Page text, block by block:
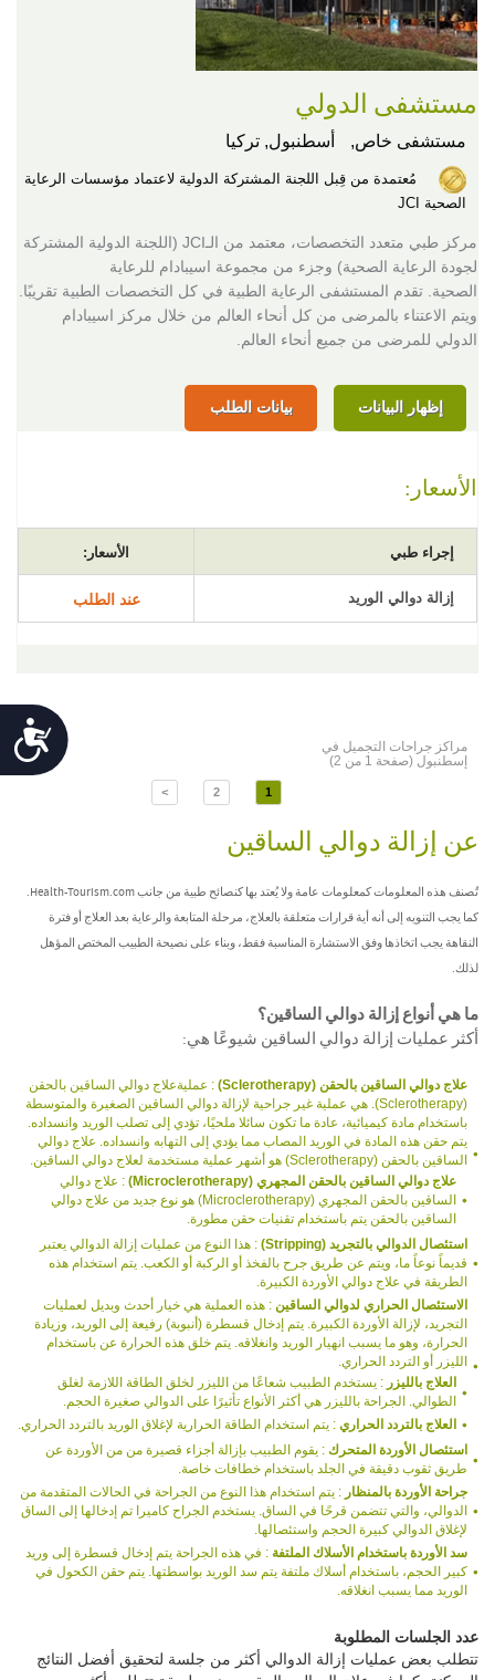
Accessibility
مستشفى الدولي
مستشفى خاص, أسطنبول, تركيا
مُعتمدة من قِبل اللجنة المشتركة الدولية لاعتماد مؤسسات الرعاية
الصحية JCI
مركز طبي متعدد التخصصات، معتمد من الـJCI (اللجنة الدولية المشتركة
لجودة الرعاية الصحية) وجزء من مجموعة اسيبادام للرعاية
الصحية. تقدم المستشفى الرعاية الطبية في كل التخصصات الطبية تقريبًا.
ويتم الاعتناء بالمرضى من كل أنحاء العالم من خلال مركز اسيبادام
الدولي للمرضى من جميع أنحاء العالم.
إظهار البيانات بيانات الطلب
الأسعار:
إجراء طبي الأسعار:
إزالة دوالي الوريد عند الطلب
مراكز جراحات التجميل في
إسطنبول (صفحة 1 من 2)
1
2
>
عن إزالة دوالي الساقين
تُصنف هذه المعلومات كمعلومات عامة ولا يُعتد بها كنصائح طبية من جانب Health-Tourism.com.
كما يجب التنويه إلى أنه أية قرارات متعلقة بالعلاج، مرحلة المتابعة والرعاية بعد العلاج أو فترة
النقاهة يجب اتخاذها وفق الاستشارة المناسبة فقط، وبناء على نصيحة الطبيب المختص المؤهل
لذلك.
ما هي أنواع إزالة دوالي الساقين؟
أكثر عمليات إزالة دوالي الساقين شيوعًا هي:
علاج دوالي الساقين بالحقن (Sclerotherapy)
: عمليةعلاج دوالي الساقين بالحقن
(Sclerotherapy). هي عملية غير جراحية لإزالة دوالي الساقين الصغيرة والمتوسطة
باستخدام مادة كيميائية، عادة ما تكون سائلا ملحيًا، تؤدي إلى تصلب الوريد وانسداده.
يتم حقن هذه المادة في الوريد المصاب مما يؤدي إلى التهابه وانسداده. علاج دوالي
الساقين بالحقن (Sclerotherapy) هو أشهر عملية مستخدمة لعلاج دوالي الساقين.
علاج دوالي الساقين بالحقن المجهري (Microclerotherapy)
: علاج دوالي
الساقين بالحقن المجهري (Microclerotherapy) هو نوع جديد من علاج دوالي
الساقين بالحقن يتم باستخدام تقنيات حقن مطورة.
استئصال الدوالي بالتجريد (Stripping)
: هذا النوع من عمليات إزالة الدوالي يعتبر
قديماً نوعاً ما، ويتم عن طريق جرح بالفخذ أو الركبة أو الكعب. يتم استخدام هذه
الطريقة في علاج دوالي الأوردة الكبيرة.
الاستئصال الحراري لدوالي الساقين : هذه العملية هي خيار أحدث وبديل لعمليات
التجريد، لإزالة الأوردة الكبيرة. يتم إدخال قسطرة (أنبوبة) رفيعة إلى الوريد، وزيادة
الحرارة، وهو ما يسبب انهيار الوريد وانغلاقه. يتم خلق هذه الحرارة عن باستخدام
الليزر أو التردد الحراري.
العلاج بالليزر : يستخدم الطبيب شعاعًا من الليزر لخلق الطاقة اللازمة لغلق
الطوالي. الجراحة بالليزر هي أكثر الأنواع تأثيرًا على الدوالي صغيرة الحجم.
العلاج بالتردد الحراري : يتم استخدام الطاقة الحرارية لإغلاق الوريد بالتردد الحراري.
استئصال الأوردة المتحرك : يقوم الطبيب بإزالة أجزاء قصيرة من من الأوردة عن
طريق ثقوب دقيقة في الجلد باستخدام خطافات خاصة.
جراحة الأوردة بالمنظار : يتم استخدام هذا النوع من الجراحة في الحالات المتقدمة من
الدوالي، والتي تتضمن قرحًا في الساق. يستخدم الجراح كاميرا تم إدخالها إلى الساق
لإغلاق الدوالي كبيرة الحجم واستئصالها.
سد الأوردة باستخدام الأسلاك الملتفة : في هذه الجراحة يتم إدخال قسطرة إلى وريد
كبير الحجم، باستخدام أسلاك ملتفة يتم سد الوريد بواسطتها. يتم حقن الكحول في
الوريد مما يسبب انغلاقه.
عدد الجلسات المطلوبة
تتطلب بعض عمليات إزالة الدوالي أكثر من جلسة لتحقيق أفضل النتائج